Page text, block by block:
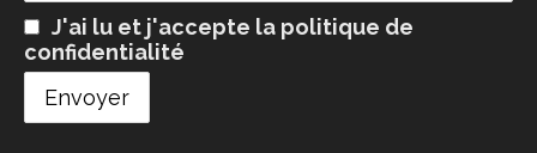
J'ai lu et j'accepte la politique de
confidentialité